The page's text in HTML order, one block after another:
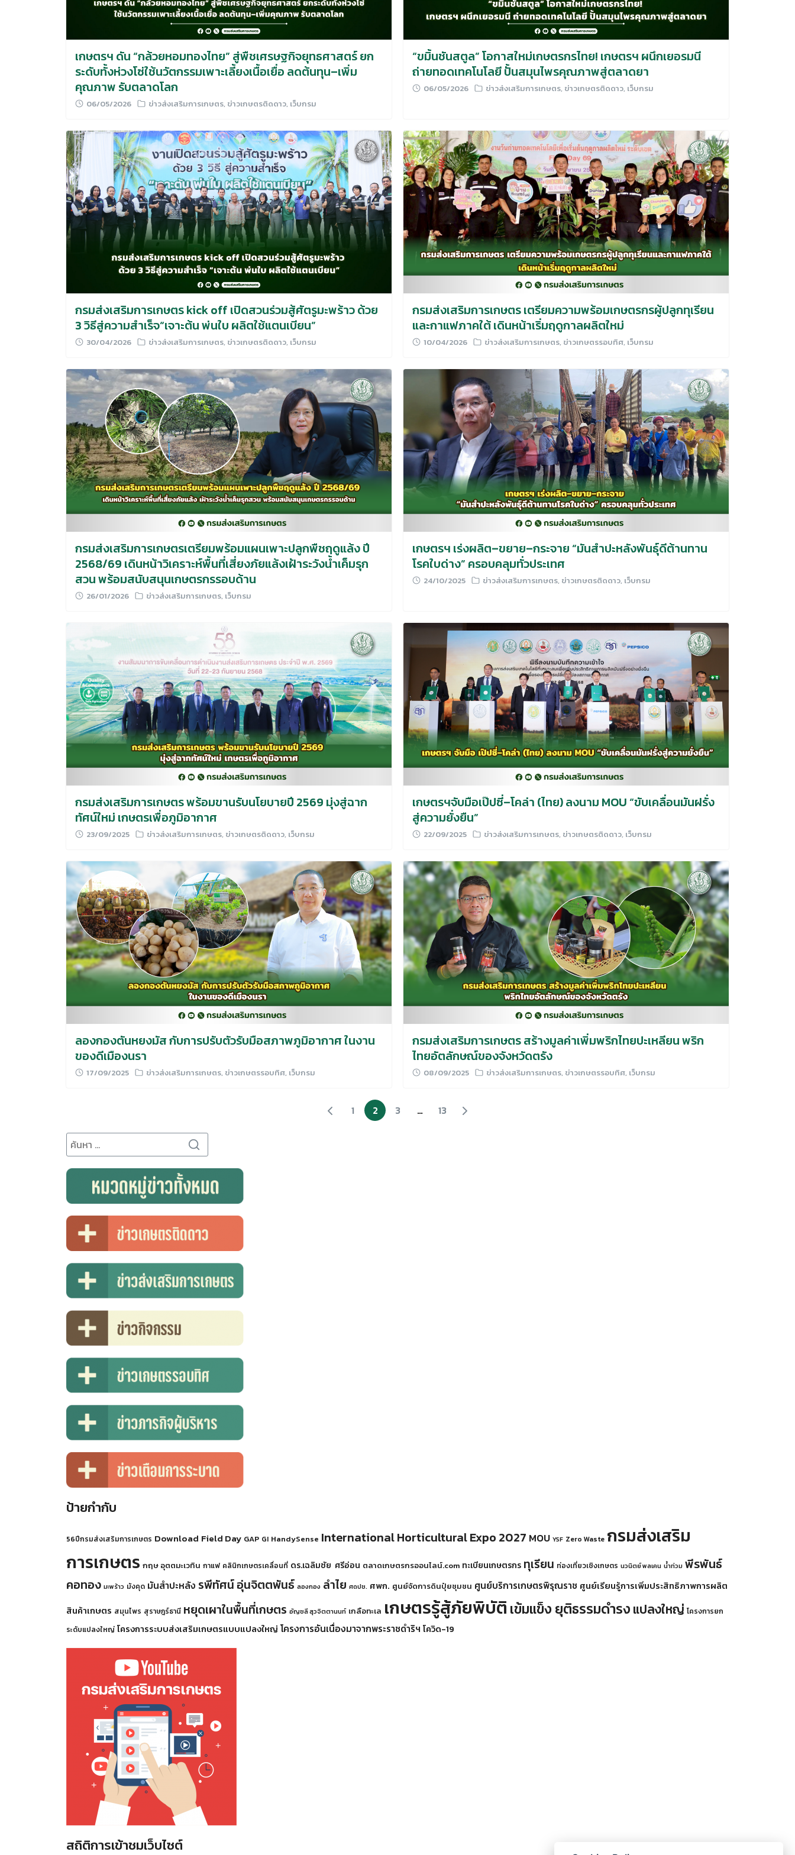
Search
for:
เกษตรฯ ดัน “กล้วยหอมทองไทย” สู่พืชเศรษฐกิจยุทธศาสตร์ ยก
ระดับทั้งห่วงโซ่ใช้นวัตกรรมเพาะเลี้ยงเนื้อเยื่อ ลดต้นทุน–เพิ่ม
คุณภาพ รับตลาดโลก
06/05/2026 ข่าวส่งเสริมการเกษตร, ข่าวเกษตรติดดาว, เว็บกรม
“ขมิ้นชันสตูล” โอกาสใหม่เกษตรกรไทย! เกษตรฯ ผนึกเยอรมนี
ถ่ายทอดเทคโนโลยี ปั้นสมุนไพรคุณภาพสู่ตลาดยา
06/05/2026 ข่าวส่งเสริมการเกษตร, ข่าวเกษตรติดดาว, เว็บกรม
กรมส่งเสริมการเกษตร kick off เปิดสวนร่วมสู้ศัตรูมะพร้าว ด้วย
3 วิธีสู่ความสำเร็จ“เจาะต้น พ่นใบ ผลิตใช้แตนเบียน”
30/04/2026 ข่าวส่งเสริมการเกษตร, ข่าวเกษตรติดดาว, เว็บกรม
กรมส่งเสริมการเกษตร เตรียมความพร้อมเกษตรกรผู้ปลูกทุเรียน
และกาแฟภาคใต้ เดินหน้าเริ่มฤดูกาลผลิตใหม่
10/04/2026 ข่าวส่งเสริมการเกษตร, ข่าวเกษตรรอบทิศ, เว็บกรม
กรมส่งเสริมการเกษตรเตรียมพร้อมแผนเพาะปลูกพืชฤดูแล้ง ปี
2568/69 เดินหน้าวิเคราะห์พื้นที่เสี่ยงภัยแล้งเฝ้าระวังน้ำเค็มรุก
สวน พร้อมสนับสนุนเกษตรกรรอบด้าน
26/01/2026 ข่าวส่งเสริมการเกษตร, เว็บกรม
เกษตรฯ เร่งผลิต–ขยาย–กระจาย “มันสำปะหลังพันธุ์ดีต้านทาน
โรคใบด่าง” ครอบคลุมทั่วประเทศ
24/10/2025 ข่าวส่งเสริมการเกษตร, ข่าวเกษตรติดดาว, เว็บกรม
กรมส่งเสริมการเกษตร พร้อมขานรับนโยบายปี 2569 มุ่งสู่ฉาก
ทัศน์ใหม่ เกษตรเพื่อภูมิอากาศ
23/09/2025 ข่าวส่งเสริมการเกษตร, ข่าวเกษตรติดดาว, เว็บกรม
เกษตรฯจับมือเป๊ปซี่–โคล่า (ไทย) ลงนาม MOU “ขับเคลื่อนมันฝรั่ง
สู่ความยั่งยืน”
22/09/2025 ข่าวส่งเสริมการเกษตร, ข่าวเกษตรติดดาว, เว็บกรม
ลองกองตันหยงมัส กับการปรับตัวรับมือสภาพภูมิอากาศ ในงาน
ของดีเมืองนรา
17/09/2025 ข่าวส่งเสริมการเกษตร, ข่าวเกษตรรอบทิศ, เว็บกรม
กรมส่งเสริมการเกษตร สร้างมูลค่าเพิ่มพริกไทยปะเหลียน พริก
ไทยอัตลักษณ์ของจังหวัดตรัง
08/09/2025 ข่าวส่งเสริมการเกษตร, ข่าวเกษตรรอบทิศ, เว็บกรม
1 2 3 … 13
Search
for:
ป้ายกำกับ
56ปีกรมส่งเสริมการเกษตร Download Field Day GAP GI HandySense International Horticultural Expo 2027 MOU YSF Zero Waste กรมส่งเสริม
การเกษตร กฤษ อุตตมะเวทิน กาแฟ คลินิกเกษตรเคลื่อนที่ ดร.เฉลิมชัย ศรีอ่อน ตลาดเกษตรกรออนไลน์.com ทะเบียนเกษตรกร ทุเรียน ท่องเที่ยวเชิงเกษตร นวนิตย์ พลเคน น้ำท่วม พีรพันธ์
คอทอง มะพร้าว มังคุด มันสำปะหลัง รพีทัศน์ อุ่นจิตตพันธ์ ลองกอง ลำไย ศดปช. ศพก. ศูนย์จัดการดินปุ๋ยชุมชน ศูนย์บริการเกษตรพิรุณราช ศูนย์เรียนรู้การเพิ่มประสิทธิภาพการผลิต
สินค้าเกษตร สมุนไพร สุราษฎร์ธานี หยุดเผาในพื้นที่เกษตร อัญชลี สุวจิตตานนท์ เกลือทะเล เกษตรรู้สู้ภัยพิบัติ เข้มแข็ง ยุติธรรมดำรงแปลงใหญ่ โครงการยก
ระดับแปลงใหญ่ โครงการระบบส่งเสริมเกษตรแบบแปลงใหญ่ โครงการอันเนื่องมาจากพระราชดำริฯ โควิด-19
สถิติการเข้าชมเว็บไซต์